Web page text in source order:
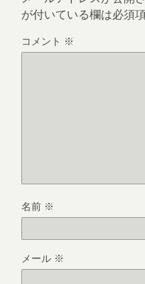
が付いている欄は必須
コメント ※
名前 ※
メール ※